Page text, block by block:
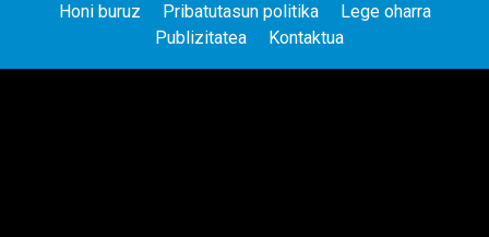
Honi buruz Pribatutasun politika
Lege oharra
Publizitatea
Kontaktua